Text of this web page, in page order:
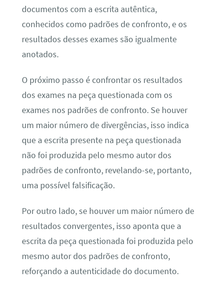
documentos com a escrita autêntica,
conhecidos como padrões de confronto, e os
resultados desses exames são igualmente
anotados.
O próximo passo é confrontar os resultados
dos exames na peça questionada com os
exames nos padrões de confronto. Se houver
um maior número de divergências, isso indica
que a escrita presente na peça questionada
não foi produzida pelo mesmo autor dos
padrões de confronto, revelando-se, portanto,
uma possível falsificação.
Por outro lado, se houver um maior número de
resultados convergentes, isso aponta que a
escrita da peça questionada foi produzida pelo
mesmo autor dos padrões de confronto,
reforçando a autenticidade do documento.